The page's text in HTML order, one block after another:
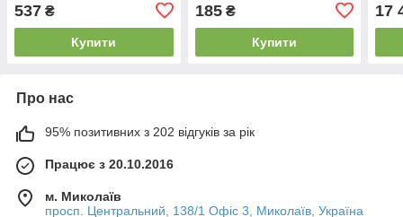
537 ₴
Купити
185₴
Купити
17
Про нас
95% позитивних з 202 відгуків за рік
Працює з 20.10.2016
м. Миколаїв
просп. Центральний, 138/1 Офіс 3, Миколаїв, Україна